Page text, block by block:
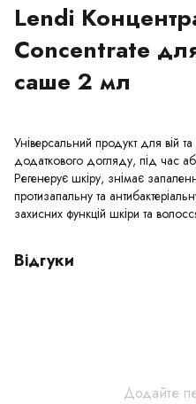
Lendi
Concentrate для
саше 2 мл
Універсальний продукт для вій
додаткового догляду, під час
Регенерує шкіру, знімає
протизапальну та
захисних функцій шкіри та
Відгуки
Додайте